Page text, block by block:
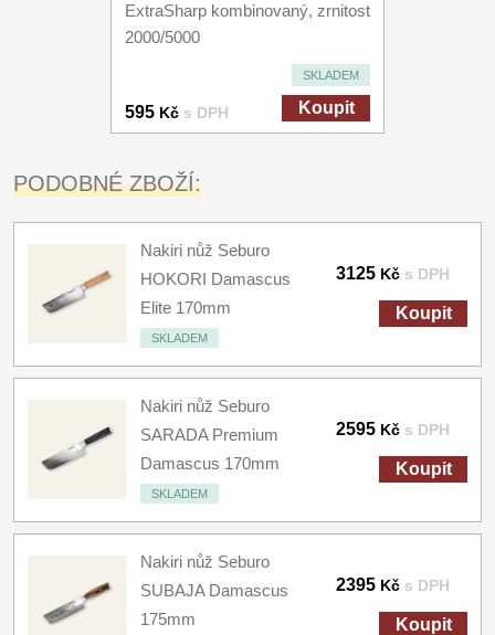
ExtraSharp kombinovaný, zrnitost
2000/5000
SKLADEM
595 Kč s DPH Koupit
PODOBNÉ ZBOŽÍ:
Nakiri nůž Seburo
HOKORI Damascus
Elite 170mm
SKLADEM
3125 Kč s DPH
Koupit
Nakiri nůž Seburo
SARADA Premium
Damascus 170mm
SKLADEM
2595 Kč s DPH
Koupit
Nakiri nůž Seburo
SUBAJA Damascus
175mm
2395 Kč s DPH
Koupit